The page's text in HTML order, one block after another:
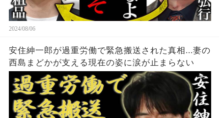
2024/08/06
安住紳一郎が過重労働で緊急搬送された真相...妻の
西島まどかが支える現在の姿に涙が止まらない